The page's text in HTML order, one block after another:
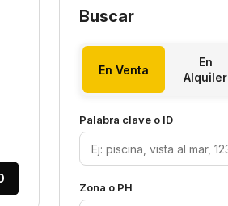
Buscar
En Venta
En
Alquiler
Palabra clave o ID
Zona o PH